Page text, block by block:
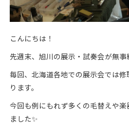
こんにちは！
先週末、旭川の展示・試奏会が無事
毎回、北海道各地での展示会では
ります。
今回も例にもれず多くの毛替えや
ました✨